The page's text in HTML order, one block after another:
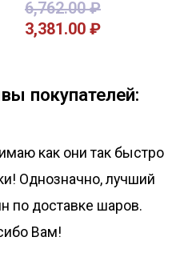
6,762.00₽
3,381.00 ₽
покупателей:
как они так быстро
Однозначно, лучший
по доставке шаров.
Вам!